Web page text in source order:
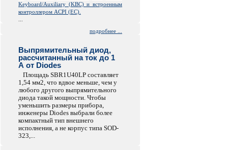
Keyboard/Auxiliary (KBC) и встроенным
контроллером ACPI (EC).
подробнее ...
Выпрямительный диод,
рассчитанный на ток до 1
А от Diodes
Площадь SBR1U40LP составляет
1,54 мм2, что вдвое меньше, чем у
любого другого выпрямительного
диода такой мощности. Чтобы
уменьшить размеры прибора,
инженеры Diodes выбрали более
компактный тип внешнего
исполнения, а не корпус типа SOD-
323,...